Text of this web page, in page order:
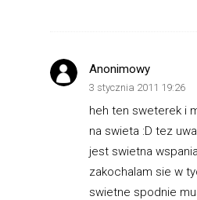
Anonimowy
3 stycznia 2011 19:26
heh ten sweterek i
na swieta :D tez
jest swietna
zakochalam sie w
swietne spodnie